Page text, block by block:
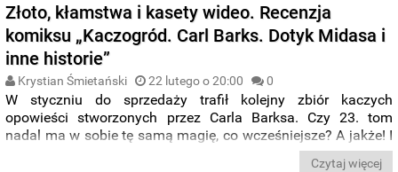
Złoto, kłamstwa i kasety wideo. Recenzja
komiksu „Kaczogród. Carl Barks. Dotyk Midasa i
inne historie”
Krystian Śmietański 22 lutego o 20:00 0
W styczniu do sprzedaży trafił kolejny zbiór kaczych
opowieści stworzonych przez Carla Barksa. Czy 23. tom
nadal ma w sobie tę samą magię, co wcześniejsze? A jakże! I
to nie tylko dlatego, że pojawiła się tu Magika de Czar.
Czytaj więcej